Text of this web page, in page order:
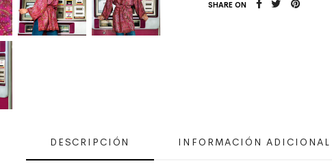
SHARE ON
DESCRIPCIÓN INFORMACIÓN ADICIONAL